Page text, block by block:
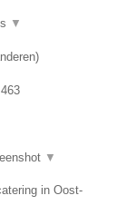
▼
)
▼
in Oost-